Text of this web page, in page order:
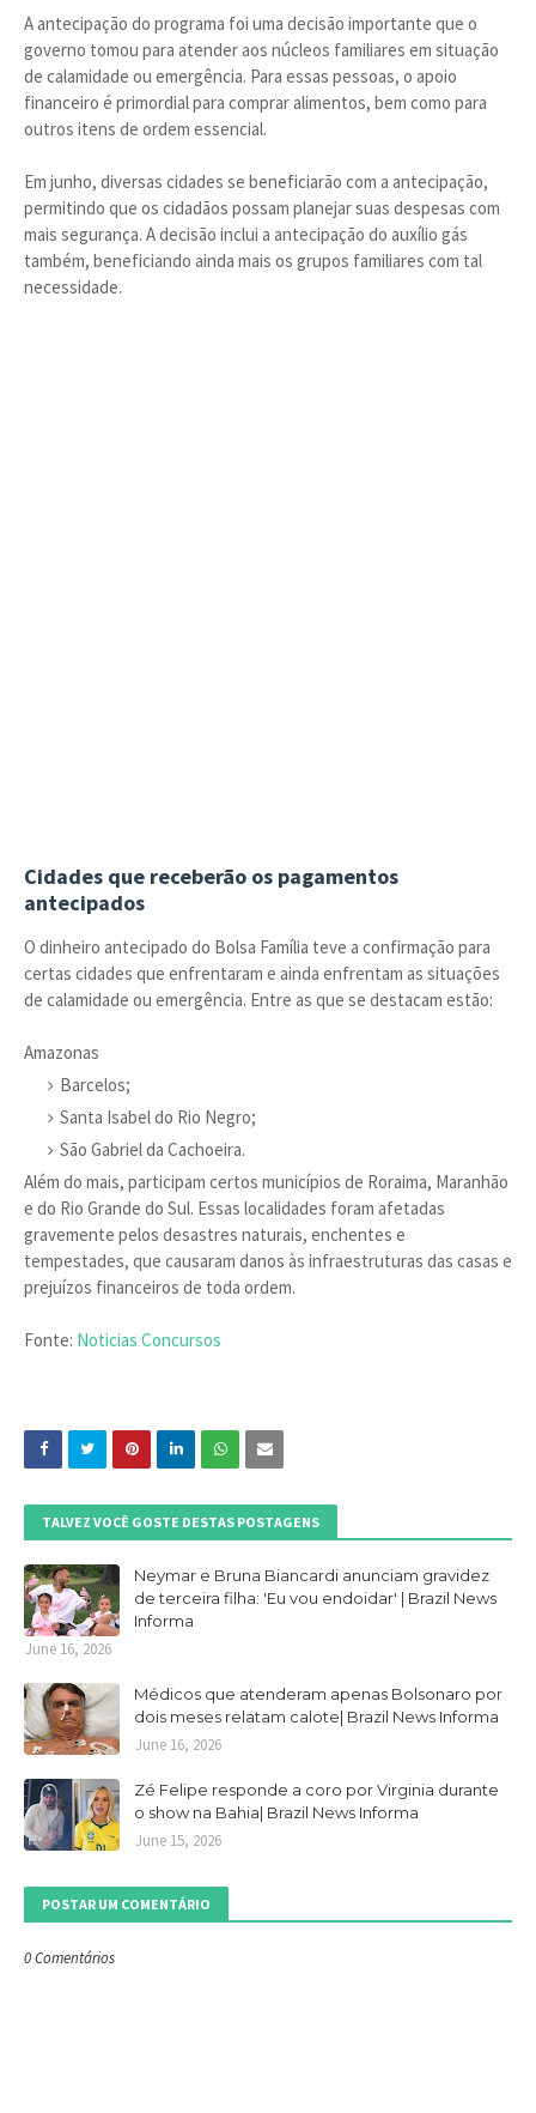
A antecipação do programa foi uma decisão importante que o
governo tomou para atender aos núcleos familiares em situação
de calamidade ou emergência. Para essas pessoas, o apoio
financeiro é primordial para comprar alimentos, bem como para
outros itens de ordem essencial.
Em junho, diversas cidades se beneficiarão com a antecipação,
permitindo que os cidadãos possam planejar suas despesas com
mais segurança. A decisão inclui a antecipação do auxílio gás
também, beneficiando ainda mais os grupos familiares com tal
necessidade.
Cidades que receberão os pagamentos
antecipados
O dinheiro antecipado do Bolsa Família teve a confirmação para
certas cidades que enfrentaram e ainda enfrentam as situações
de calamidade ou emergência. Entre as que se destacam estão:
Amazonas
Barcelos;
Santa Isabel do Rio Negro;
São Gabriel da Cachoeira.
Além do mais, participam certos municípios de Roraima, Maranhão
e do Rio Grande do Sul. Essas localidades foram afetadas
gravemente pelos desastres naturais, enchentes e
tempestades, que causaram danos às infraestruturas das casas e
prejuízos financeiros de toda ordem.
Fonte: Noticias Concursos
TALVEZ VOCÊ GOSTE DESTAS POSTAGENS
Neymar e Bruna Biancardi anunciam gravidez
de terceira filha: 'Eu vou endoidar' | Brazil News
Informa
June 16, 2026
Médicos que atenderam apenas Bolsonaro por
dois meses relatam calote| Brazil News Informa
June 16, 2026
Zé Felipe responde a coro por Virginia durante
o show na Bahia| Brazil News Informa
June 15, 2026
POSTAR UM COMENTÁRIO
0 Comentários